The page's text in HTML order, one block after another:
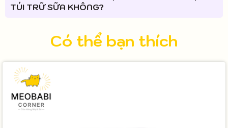
TÚI TRỮ SỮA KHÔNG?
Có thể bạn thích